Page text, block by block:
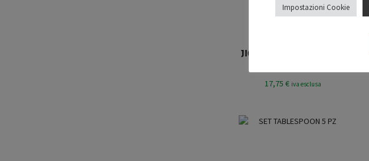
JIGGER LEOPOLD GOLD 25-
17,75 € iva esclusa
Impostazioni Cookie